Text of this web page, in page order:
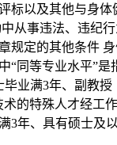
标以及其他与身
从事违法、违纪
规定的其他条件
“同等专业水平”是
毕业满3年、副教
的特殊人才经工
3年、具有硕士及